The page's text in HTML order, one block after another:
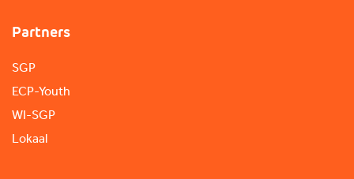
Partners
SGP
ECP-Youth
WI-SGP
Lokaal